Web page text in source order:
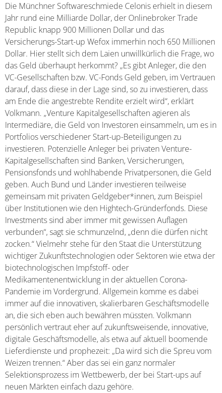
Die Münchner Softwareschmiede Celonis erhielt in diesem
Jahr rund eine Milliarde Dollar, der Onlinebroker Trade
Republic knapp 900 Millionen Dollar und das
Versicherungs-Start-up Wefox immerhin noch 650 Millionen
Dollar. Hier stellt sich dem Laien unwillkürlich die Frage, wo
das Geld überhaupt herkommt? „Es gibt Anleger, die den
VC-Gesellschaften bzw. VC-Fonds Geld geben, im Vertrauen
darauf, dass diese in der Lage sind, so zu investieren, dass
am Ende die angestrebte Rendite erzielt wird“, erklärt
Volkmann. „Venture Kapitalgesellschaften agieren als
Intermediäre, die Geld von Investoren einsammeln, um es in
Portfolios verschiedener Start-up-Beteiligungen zu
investieren. Potenzielle Anleger bei privaten Venture-
Kapitalgesellschaften sind Banken, Versicherungen,
Pensionsfonds und wohlhabende Privatpersonen, die Geld
geben. Auch Bund und Länder investieren teilweise
gemeinsam mit privaten Geldgeber*innen, zum Beispiel
über Institutionen wie den Hightech-Gründerfonds. Diese
Investments sind aber immer mit gewissen Auflagen
verbunden“, sagt sie schmunzelnd, „denn die dürfen nicht
zocken.“ Vielmehr stehe für den Staat die Unterstützung
wichtiger Zukunftstechnologien oder Sektoren wie etwa der
biotechnologischen Impfstoff- oder
Medikamentenentwicklung in der aktuellen Corona-
Pandemie im Vordergrund. Allgemein komme es dabei
immer auf die innovativen, skalierbaren Geschäftsmodelle
an, die sich eben auch bewähren müssten. Volkmann
persönlich vertraut eher auf zukunftsweisende, innovative,
digitale Geschäftsmodelle, als etwa auf aktuell boomende
Lieferdienste und prophezeit: „Da wird sich die Spreu vom
Weizen trennen.“ Aber das sei ein ganz normaler
Selektionsprozess im Wettbewerb, der bei Start-ups auf
neuen Märkten einfach dazu gehöre.